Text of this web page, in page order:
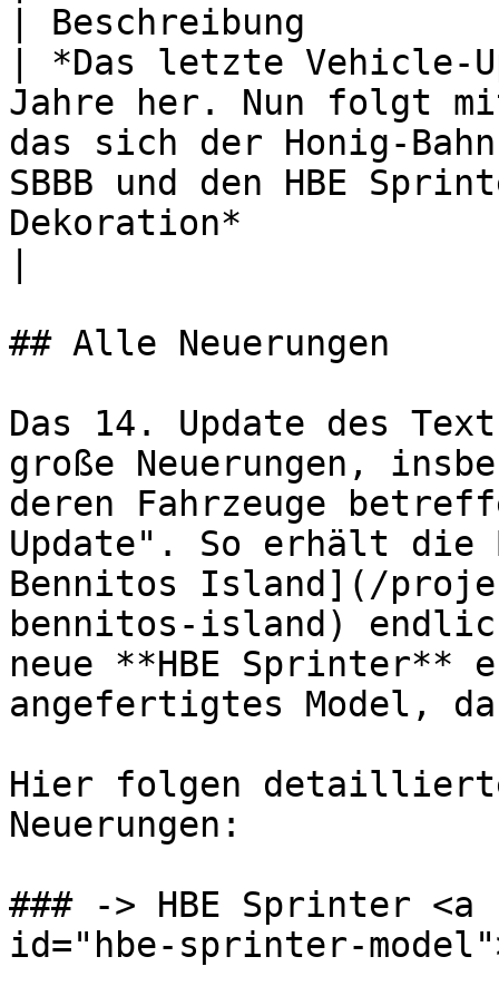
| Beschreibung
| *Das letzte Vehicle-
Jahre her. Nun folgt
das sich der Honig-
SBBB und den HBE
Dekoration*
## Alle Neuerungen
Das 14. Update des
große Neuerungen,
deren Fahrzeuge
Update". So erhält die
Bennitos Island](/
bennitos-island)
neue **HBE Sprinter**
angefertigtes Model,
Hier folgen
Neuerungen:
### -> HBE Sprinter
id="hbe-sprinter-